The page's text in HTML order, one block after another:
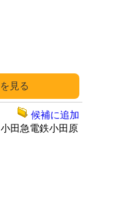
小田急電鉄小田原
候補に追加